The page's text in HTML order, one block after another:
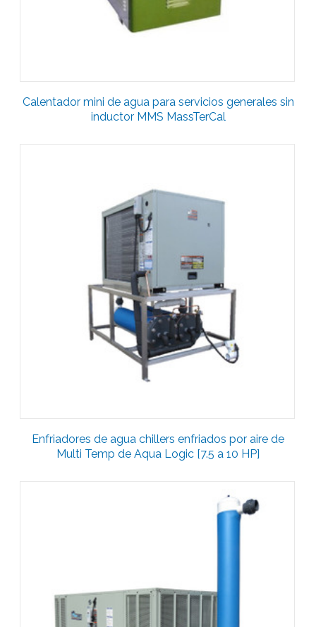
Calentador mini de agua para servicios generales sin
inductor MMS MassTerCal
Enfriadores de agua chillers enfriados por aire de
Multi Temp de Aqua Logic [7.5 a 10 HP]